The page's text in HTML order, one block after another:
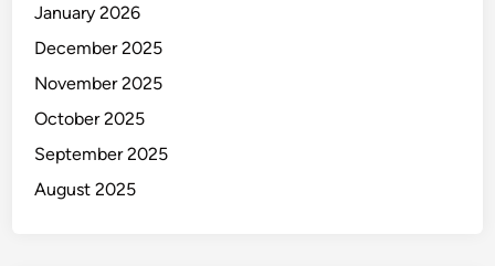
January 2026
December 2025
November 2025
October 2025
September 2025
August 2025